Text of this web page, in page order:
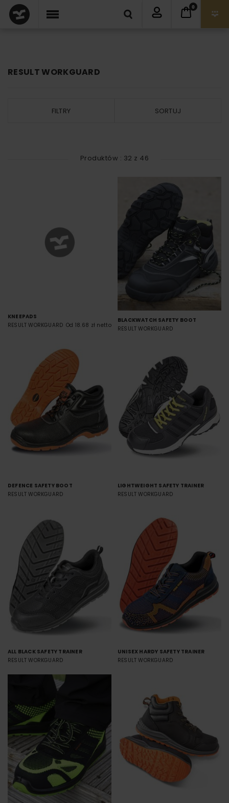
0
RESULT WORKGUARD
FILTRY SORTUJ
Produktów : 32 z 46
KNEEPADS
RESULT WORKGUARD Od 18.68 zł netto
BLACKWATCH SAFETY BOOT
RESULT WORKGUARD
DEFENCE SAFETY BOOT
RESULT WORKGUARD
LIGHTWEIGHT SAFETY TRAINER
RESULT WORKGUARD
ALL BLACK SAFETY TRAINER
RESULT WORKGUARD
UNISEX HARDY SAFETY TRAINER
RESULT WORKGUARD